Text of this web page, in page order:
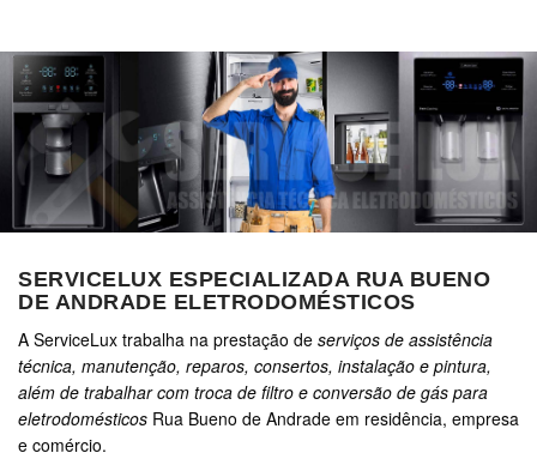
SERVICELUX ESPECIALIZADA RUA BUENO
DE ANDRADE ELETRODOMÉSTICOS
A ServiceLux trabalha na prestação de serviços de assistência
técnica, manutenção, reparos, consertos, instalação e pintura,
além de trabalhar com troca de filtro e conversão de gás para
eletrodomésticos Rua Bueno de Andrade em residência, empresa
e comércio.